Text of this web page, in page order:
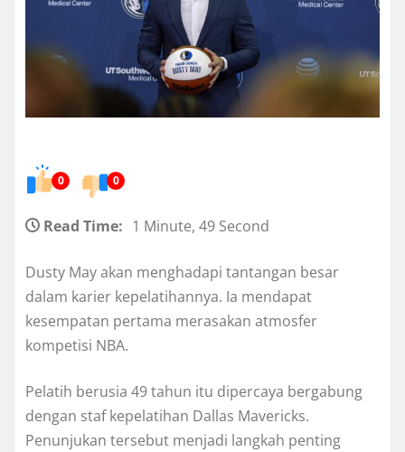
0 0
Read Time: 1 Minute, 49 Second
Dusty May akan menghadapi tantangan besar
dalam karier kepelatihannya. Ia mendapat
kesempatan pertama merasakan atmosfer
kompetisi NBA.
Pelatih berusia 49 tahun itu dipercaya bergabung
dengan staf kepelatihan Dallas Mavericks.
Penunjukan tersebut menjadi langkah penting